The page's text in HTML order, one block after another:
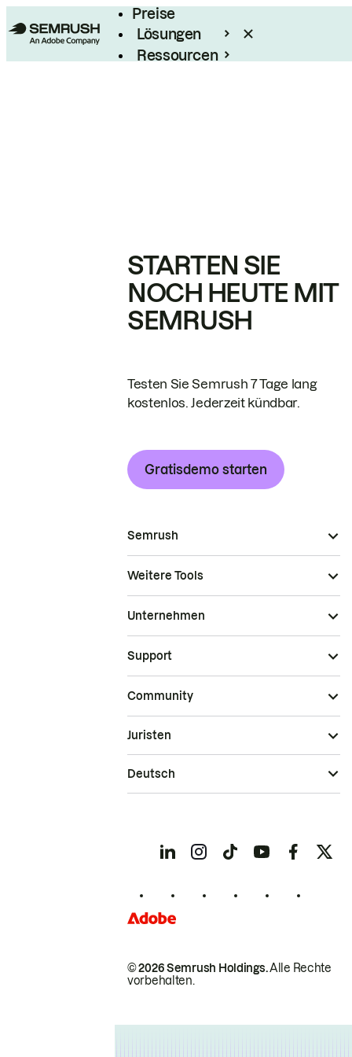
Preise
Lösungen
Ressourcen
STARTEN SIE
NOCH HEUTE MIT
SEMRUSH
Testen Sie Semrush 7 Tage lang
kostenlos. Jederzeit kündbar.
Gratisdemo starten
Semrush
Weitere Tools
Unternehmen
Support
Community
© 2026 Semrush Holdings.Alle Rechte
vorbehalten.
Juristen
Deutsch